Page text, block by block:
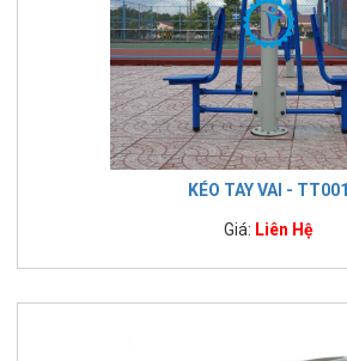
KÉO TAY VAI - TT001
Giá: Liên Hệ